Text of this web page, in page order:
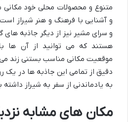
متنوع و محصولات محلی خود مکانی
و آشنایی با فرهنگ و هنر شیراز
و سرای مشیر نیز از دیگر جاذبه
هستند که می توانید از آن ها
موقعیت مکانی مناسب بستنی زند می
دقیق از تمامی این جاذبه ها در یک
به یادماندنی از سفر به شیراز داشته
مکان های مشابه